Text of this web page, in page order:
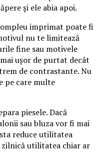
și ele abia apoi.
imprimat poate fi
nu te limitează
fine sau motivele
ușor de purtat decât
de contrastante. Nu
pe care multe
piesele. Dacă
sau bluza vor fi mai
reduce utilitatea
utilitatea chiar ar